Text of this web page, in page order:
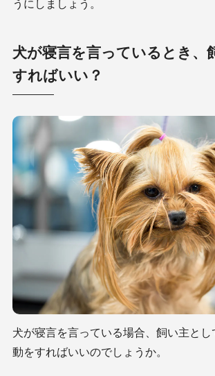
うにしましょう。
犬が寝言を言っているとき、
すればいい？
犬が寝言を言っている場合、飼い主と
動をすればいいのでしょうか。